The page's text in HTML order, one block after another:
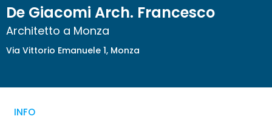
De Giacomi Arch. Francesco
Architetto a Monza
Via Vittorio Emanuele 1, Monza
INFO